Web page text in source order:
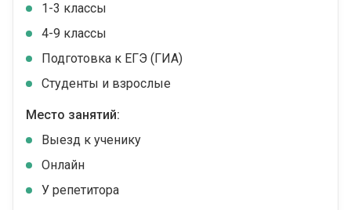
1-3 классы
4-9 классы
Подготовка к ЕГЭ (ГИА)
Студенты и взрослые
Место занятий:
Выезд к ученику
Онлайн
У репетитора